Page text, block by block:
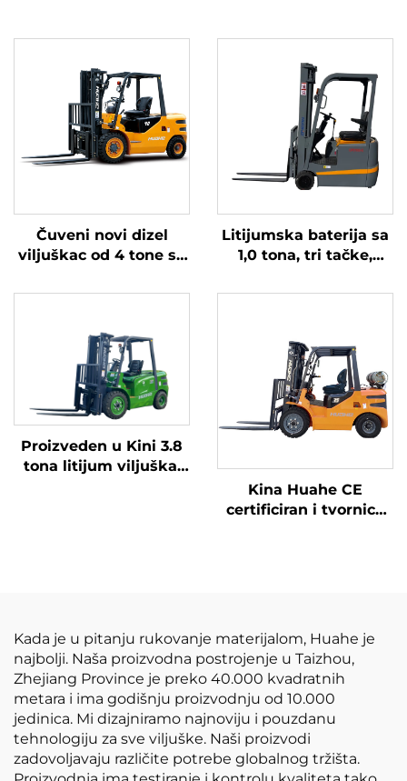
Čuveni novi dizel
viljuškac od 4 tone sa
japanskim ISUZU
Litijumska baterija sa
1,0 tona, tri tačke,
litijumska baterija,
Proizveden u Kini 3.8
tona litijum viljuška,
Kina Huahe CE
certificiran i tvornica
Kada je u pitanju rukovanje materijalom, Huahe je
najbolji. Naša proizvodna postrojenje u Taizhou,
Zhejiang Province je preko 40.000 kvadratnih
metara i ima godišnju proizvodnju od 10.000
jedinica. Mi dizajniramo najnoviju i pouzdanu
tehnologiju za sve viljuške. Naši proizvodi
zadovoljavaju različite potrebe globalnog tržišta.